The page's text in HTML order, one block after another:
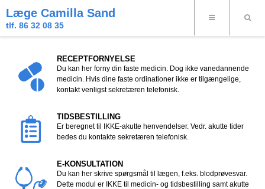
Læge Camilla Sand
tlf. 86 32 08 35
RECEPTFORNYELSE
Du kan her forny din faste medicin. Dog ikke vanedannende
medicin. Hvis dine faste ordinationer ikke er tilgængelige,
kontakt venligst sekretæren telefonisk.
TIDSBESTILLING
Er beregnet til IKKE-akutte henvendelser. Vedr. akutte tider
bedes du kontakte sekretæren telefonisk.
E-KONSULTATION
Du kan her skrive spørgsmål til lægen, f.eks. blodprøvesvar.
Dette modul er IKKE til medicin- og tidsbestilling samt akutte